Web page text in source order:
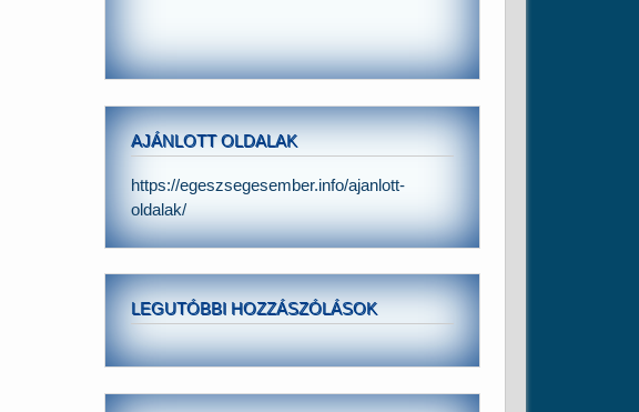
AJÁNLOTT OLDALAK
https://egeszsegesember.info/ajanlott-
oldalak/
LEGUTÓBBI HOZZÁSZÓLÁSOK